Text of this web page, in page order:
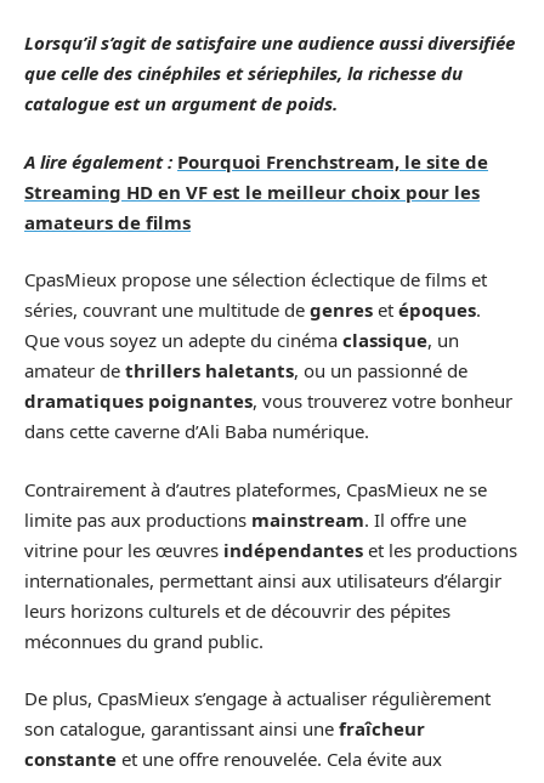
Lorsqu’il s’agit de satisfaire une audience aussi diversifiée
que celle des cinéphiles et sériephiles, la richesse du
catalogue est un argument de poids.
A lire également : Pourquoi Frenchstream, le site de
Streaming HD en VF est le meilleur choix pour les
amateurs de films
CpasMieux propose une sélection éclectique de films et
séries, couvrant une multitude de genres et époques.
Que vous soyez un adepte du cinéma classique, un
amateur de thrillers haletants, ou un passionné de
dramatiques poignantes, vous trouverez votre bonheur
dans cette caverne d’Ali Baba numérique.
Contrairement à d’autres plateformes, CpasMieux ne se
limite pas aux productions mainstream. Il offre une
vitrine pour les œuvres indépendantes et les productions
internationales, permettant ainsi aux utilisateurs d’élargir
leurs horizons culturels et de découvrir des pépites
méconnues du grand public.
De plus, CpasMieux s’engage à actualiser régulièrement
son catalogue, garantissant ainsi une fraîcheur
constante et une offre renouvelée. Cela évite aux